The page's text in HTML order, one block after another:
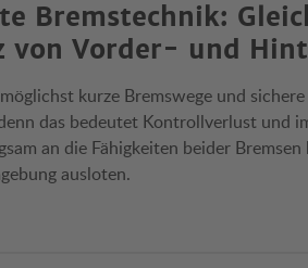
Bremstechnik:
von Vorder- und
kurze Bremswege und
das bedeutet Kontrollverlust und
an die Fähigkeiten beider
ausloten.